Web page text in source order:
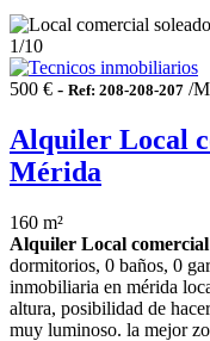
1/10
500 € - Ref: 208-208-207 /
Alquiler Local
Mérida
160 m²
Alquiler Local
dormitorios, 0 baños, 0
inmobiliaria en mérida
altura, posibilidad de
muy luminoso. la mejor